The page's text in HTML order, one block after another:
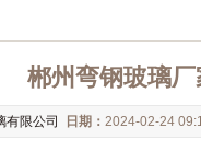
郴州弯钢玻璃厂
有限公司 日期： 2024-02-24